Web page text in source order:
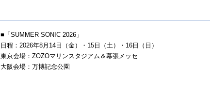
■「SUMMER SONIC 2026」
日程：2026年8月14日（金）・15日（土）・16日（日）
東京会場：ZOZOマリンスタジアム＆幕張メッセ
大阪会場：万博記念公園